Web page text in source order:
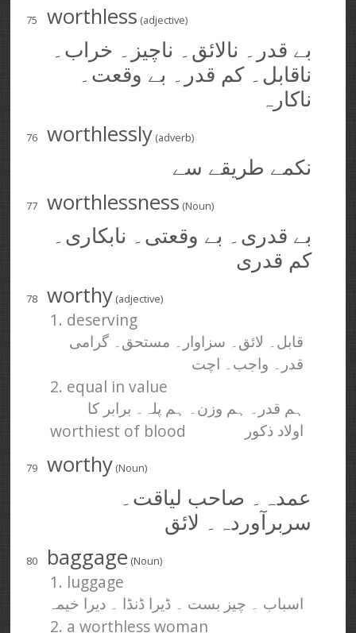
75 worthless (adjective)
بے قدر۔ نالائق۔ ناچیز۔ خراب۔
ناقابل۔ کم قدر۔ بے وقعت۔
ناکارہ
76 worthlessly (adverb)
نکمے طریقے سے
77 worthlessness (Noun)
بے قدری۔ بے وقعتی۔ نابکاری۔
کم قدری
78 worthy (adjective)
1. deserving
قابل۔ لائق۔ سزاوار۔ مستحق۔ گرامی
قدر۔ واجب۔ اچت
2. equal in value
ہم قدر۔ ہم وزن۔ ہم پلہ۔ برابر کا
worthiest of blood اولاد ذکور
79 worthy (Noun)
عمدہ۔ صاحب لیاقت۔
سربرآوردہ۔ لائق
80 baggage (Noun)
1. luggage
اسباب ۔ چیز بست ۔ ڈیرا ڈنڈا ۔ دیرا خیمہ
2. a worthless woman